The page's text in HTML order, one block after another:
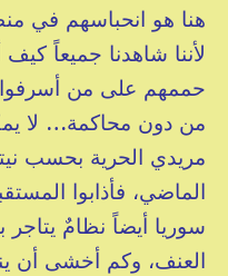
هنا هو انحباسهم في
لأننا شاهدنا جميعاً
حممهم على من أسرفوا
من دون محاكمة… لا
مريدي الحرية بحسب
الماضي، فأذابوا
سوريا أيضاً نظامٌ
العنف، وكم أخشى أن